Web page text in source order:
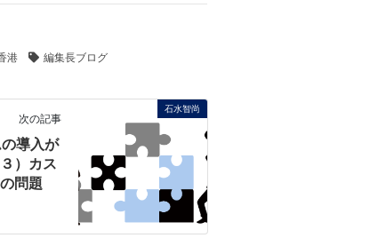
港 編集長ブログ
石水智尚
次の記事
導入が
）カス
問題